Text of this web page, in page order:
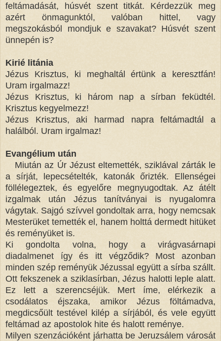
feltámadását, húsvét szent titkát. Kérdezzük meg
azért önmagunktól, valóban hittel, vagy
megszokásból mondjuk e szavakat? Húsvét szent
ünnepén is?
Kirié litánia
Jézus Krisztus, ki meghaltál értünk a keresztfán!
Uram irgalmazz!
Jézus Krisztus, ki három nap a sírban feküdtél.
Krisztus kegyelmezz!
Jézus Krisztus, aki harmad napra feltámadtál a
halálból. Uram irgalmaz!
Evangélium után
Miután az Úr Jézust eltemették, sziklával zárták le
a sírját, lepecsételték, katonák őrizték. Ellenségei
föllélegeztek, és egyelőre megnyugodtak. Az átélt
izgalmak után Jézus tanítványai is nyugalomra
vágytak. Sajgó szívvel gondoltak arra, hogy nemcsak
Mesterüket temették el, hanem holttá dermedt hitüket
és reményüket is.
Ki gondolta volna, hogy a virágvasárnapi
diadalmenet így és itt végződik? Most azonban
minden szép reményük Jézussal együtt a sírba szállt.
Ott fekszenek a sziklasírban, Jézus halotti leple alatt.
Ez lett a szerencséjük. Mert íme, elérkezik a
csodálatos éjszaka, amikor Jézus föltámadva,
megdicsőült testével kilép a sírjából, és vele együtt
feltámad az apostolok hite és halott reménye.
Milyen szenzációként járhatta be Jeruzsálem városát